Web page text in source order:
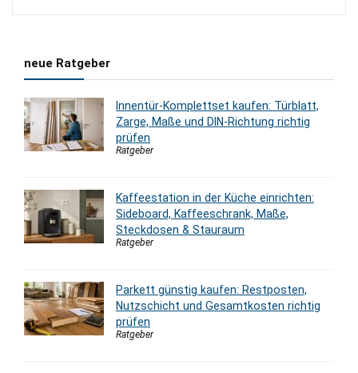
neue Ratgeber
Innentür-Komplettset kaufen: Türblatt,
Zarge, Maße und DIN-Richtung richtig
prüfen
Ratgeber
Kaffeestation in der Küche einrichten:
Sideboard, Kaffeeschrank, Maße,
Steckdosen & Stauraum
Ratgeber
Parkett günstig kaufen: Restposten,
Nutzschicht und Gesamtkosten richtig
prüfen
Ratgeber